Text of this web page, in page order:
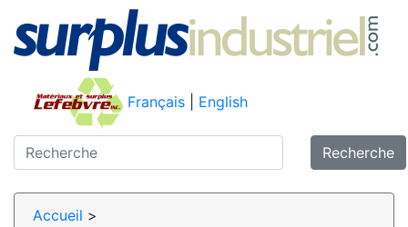
Français English
Recherche
Accueil >